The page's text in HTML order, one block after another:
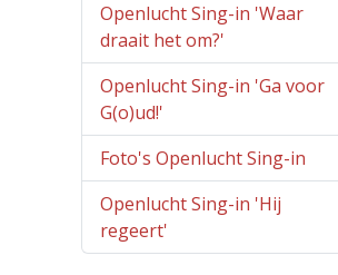
Openlucht Sing-in 'Waar
draait het om?'
Openlucht Sing-in 'Ga voor
G(o)ud!'
Foto's Openlucht Sing-in
Openlucht Sing-in 'Hij
regeert'